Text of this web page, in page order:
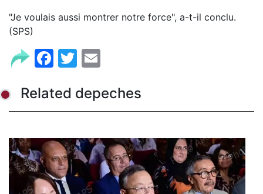
"Je voulais aussi montrer notre force", a-t-il conclu.
(SPS)
Facebook
Twitter
Related depeches